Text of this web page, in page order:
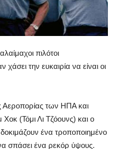
πιλότοι
την ευκαιρία να είναι οι
Αεροπορίας των ΗΠΑ και
Χοκ (Τόμι Λι Τζόουνς) και ο
ένα τροποποιημένο
σπάσει ένα ρεκόρ ύψους.